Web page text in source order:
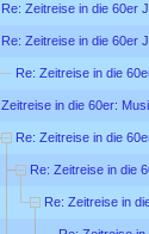
Re: Zeitreise in die 60er
Re: Zeitreise in die 60er
Re: Zeitreise in die
Zeitreise in die 60er:
Re: Zeitreise in die
Re: Zeitreise in die
Re: Zeitreise in